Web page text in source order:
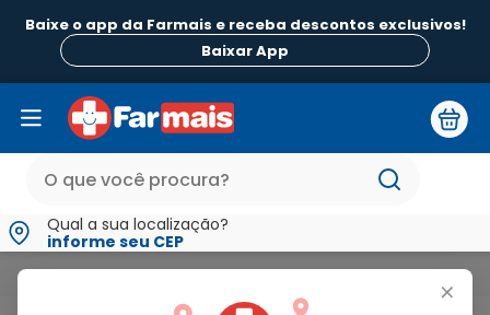
Baixe o app da Farmais e receba descontos exclusivos!
Baixar App
Qual a sua localização?
informe seu CEP
+
Kit Promocional Adoçante Líquido Sucralose